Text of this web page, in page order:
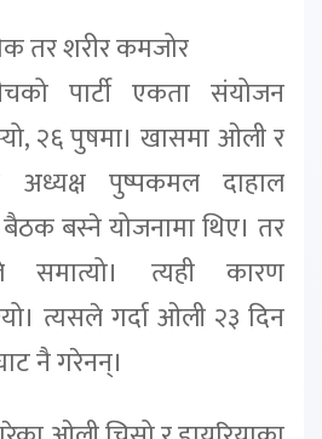
तर शरीर कमजोर
पार्टी एकता संयोजन
२६ पुषमा। खासमा ओली र
अध्यक्ष पुष्पकमल दाहाल
बैठक बस्ने योजनामा थिए। तर
समात्यो। त्यही कारण
त्यसले गर्दा ओली २३ दिन
नै गरेनन्।